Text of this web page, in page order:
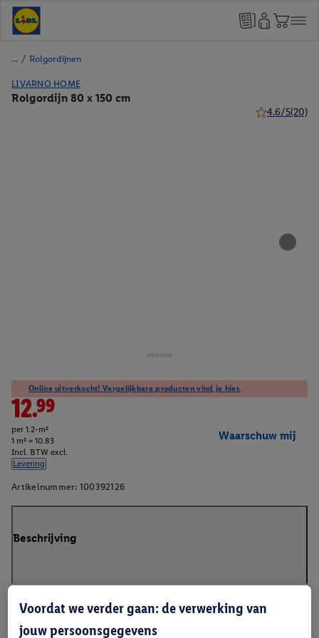
/ Rolgordijnen
LIVARNO HOME
Rolgordijn 80 x 150 cm
4.6/5(20)
Online uitverkocht! Vergelijkbare producten vind je hier.
12.99
per 1.2-m²
1 m² = 10.83
Incl. BTW excl.
Levering
Waarschuw mij
Artikelnummer: 100392126
Beschrijving
Voordat we verder gaan: de verwerking van
jouw persoonsgegevens